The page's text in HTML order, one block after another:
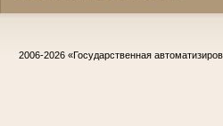
2006-2026 «Государственная